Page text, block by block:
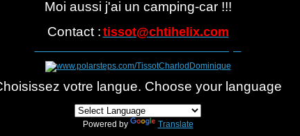
Moi aussi j'ai un camping-car !!!
Contact : tissot@chtihelix.com
votre langue. Choose your language
Powered by Translate